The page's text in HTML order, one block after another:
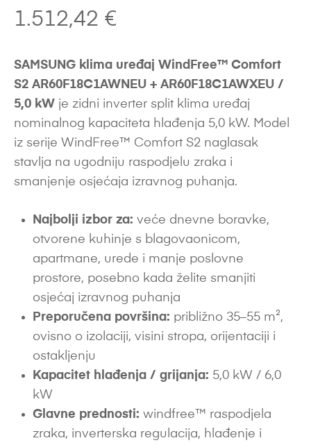
1.512,42 €
SAMSUNG klima uređaj WindFree™ Comfort
S2 AR60F18C1AWNEU + AR60F18C1AWXEU /
5,0 kW je zidni inverter split klima uređaj
nominalnog kapaciteta hlađenja 5,0 kW. Model
iz serije WindFree™ Comfort S2 naglasak
stavlja na ugodniju raspodjelu zraka i
smanjenje osjećaja izravnog puhanja.
Najbolji izbor za: veće dnevne boravke,
otvorene kuhinje s blagovaonicom,
apartmane, urede i manje poslovne
prostore, posebno kada želite smanjiti
osjećaj izravnog puhanja
Preporučena površina: približno 35–55 m²,
ovisno o izolaciji, visini stropa, orijentaciji i
ostakljenju
Kapacitet hlađenja / grijanja: 5,0 kW / 6,0
kW
Glavne prednosti: windfree™ raspodjela
zraka, inverterska regulacija, hlađenje i